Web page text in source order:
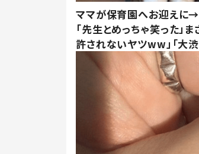
ママが保育園へお迎え
「先生とめっちゃ笑った」
許されないヤツww」「大